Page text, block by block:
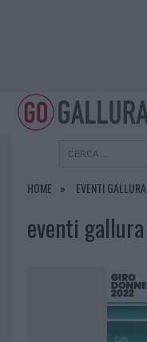
HOME EVENTI GALLURA
eventi gallura